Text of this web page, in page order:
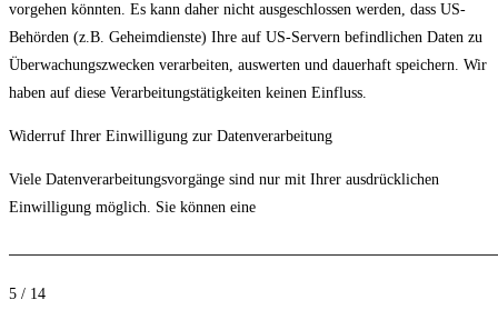
vorgehen könnten. Es kann daher nicht ausgeschlossen werden, dass US-
Behörden (z.B. Geheimdienste) Ihre auf US-Servern befindlichen Daten zu
Überwachungszwecken verarbeiten, auswerten und dauerhaft speichern. Wir
haben auf diese Verarbeitungstätigkeiten keinen Einfluss.
Widerruf Ihrer Einwilligung zur Datenverarbeitung
Viele Datenverarbeitungsvorgänge sind nur mit Ihrer ausdrücklichen
Einwilligung möglich. Sie können eine
5 / 14